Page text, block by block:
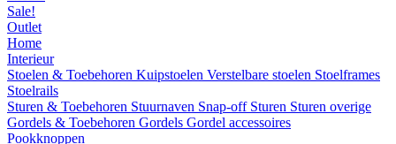
Sale!
Outlet
Home
Interieur
Stoelen & Toebehoren Kuipstoelen Verstelbare stoelen Stoelframes
Stoelrails
Sturen & Toebehoren Stuurnaven Snap-off Sturen Sturen overige
Gordels & Toebehoren Gordels Gordel accessoires
Pookknoppen